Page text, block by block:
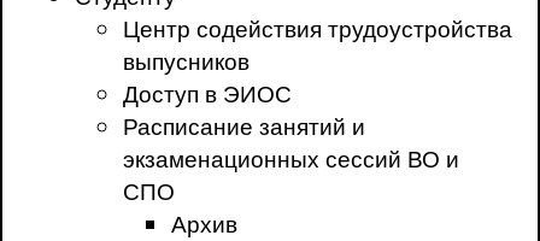
Центр содействия трудоустройства
выпусников
Доступ в ЭИОС
Расписание занятий и
экзаменационных сессий ВО и
СПО
Архив